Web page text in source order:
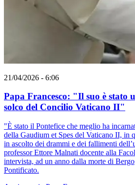
21/04/2026 - 6:06
Papa Francesco: "Il suo è stato
solco del Concilio Vaticano II"
"È stato il Pontefice che meglio ha
della Gaudium et Spes del Vaticano II, in
in ascolto dei drammi e dei fallimenti
professor Ettore Malnati docente alla
intervista, ad un anno dalla morte di
Pontificato.